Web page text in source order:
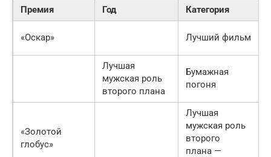
Премия Год Категория
«Оскар» Лучший фильм
Лучшая
мужская роль
второго плана
Бумажная
погоня
«Золотой
глобус»
Лучшая
мужская роль
второго
плана —